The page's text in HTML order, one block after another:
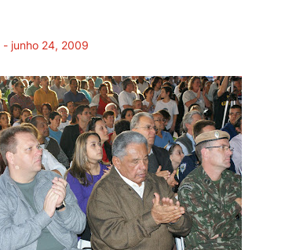
- junho 24, 2009